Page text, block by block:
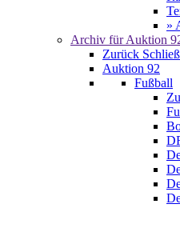
»
Archiv für Auktion
Zurück
Auktion 92
Fußball